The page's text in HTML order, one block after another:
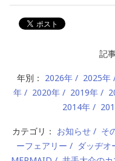
記
年別： 2026年 2025年
年
2020年 2019年
2014年
カテゴリ： お知らせ そ
ーフェアリー
ダッヂオ